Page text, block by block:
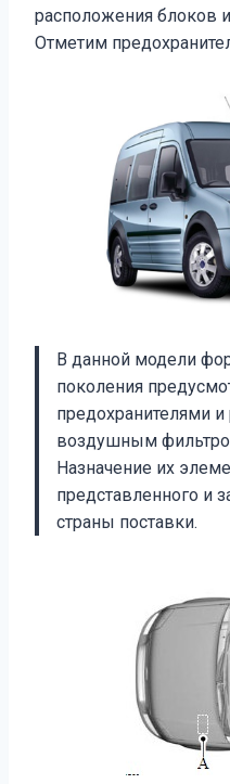
расположения блоков
Отметим
В данной модели
поколения
предохранителями
воздушным
Назначение их
представленного и
страны поставки.